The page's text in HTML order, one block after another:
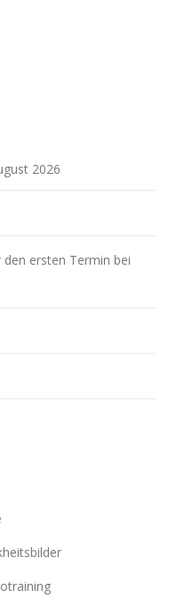
2026
ersten Termin bei